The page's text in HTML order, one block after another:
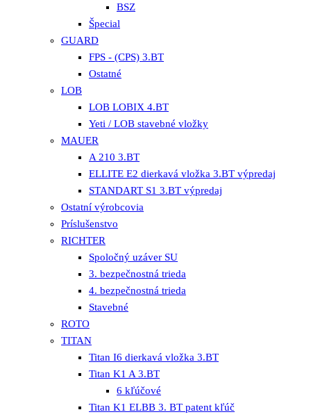
BSZ
Špecial
GUARD
FPS - (CPS) 3.BT
Ostatné
LOB
LOB LOBIX 4.BT
Yeti / LOB stavebné vložky
MAUER
A 210 3.BT
ELLITE E2 dierkavá vložka 3.BT výpredaj
STANDART S1 3.BT výpredaj
Ostatní výrobcovia
Príslušenstvo
RICHTER
Spoločný uzáver SU
3. bezpečnostná trieda
4. bezpečnostná trieda
Stavebné
ROTO
TITAN
Titan I6 dierkavá vložka 3.BT
Titan K1 A 3.BT
6 kľúčové
Titan K1 ELBB 3. BT patent kľúč